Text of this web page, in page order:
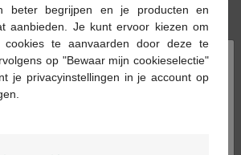
online
In winkelmandje
×
beter begrijpen en je producten en
aanbieden. Je kunt ervoor kiezen om
cookies te aanvaarden door deze te
op "Bewaar mijn cookieselectie"
je privacyinstellingen in je account op